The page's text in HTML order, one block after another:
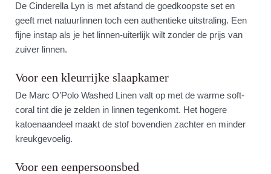
De Cinderella Lyn is met afstand de goedkoopste set en
geeft met natuurlinnen toch een authentieke uitstraling. Een
fijne instap als je het linnen-uiterlijk wilt zonder de prijs van
zuiver linnen.
Voor een kleurrijke slaapkamer
De Marc O’Polo Washed Linen valt op met de warme soft-
coral tint die je zelden in linnen tegenkomt. Het hogere
katoenaandeel maakt de stof bovendien zachter en minder
kreukgevoelig.
Voor een eenpersoonsbed